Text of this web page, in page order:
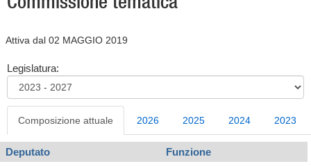
Attiva dal 02 MAGGIO 2019
Legislatura:
Composizione attuale 2026 2025 2024 2023
Deputato
Funzione